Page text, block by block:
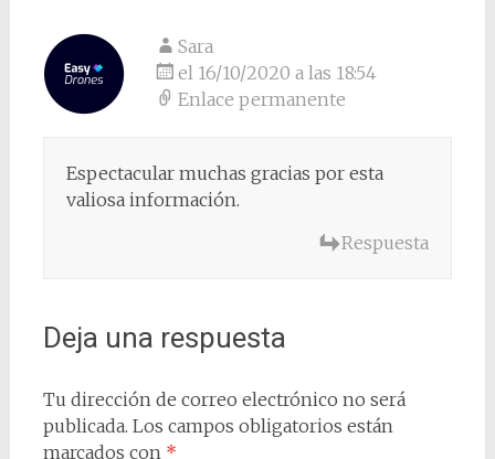
Sara
el 16/10/2020 a las 18:54
Enlace permanente
Espectacular muchas gracias por esta
valiosa información.
Respuesta
Deja una respuesta
Tu dirección de correo electrónico no será
publicada. Los campos obligatorios están
marcados con *